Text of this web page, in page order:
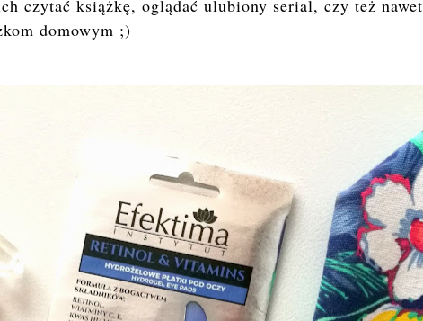
czytać książkę, oglądać ulubiony serial, czy też nawet
domowym ;)